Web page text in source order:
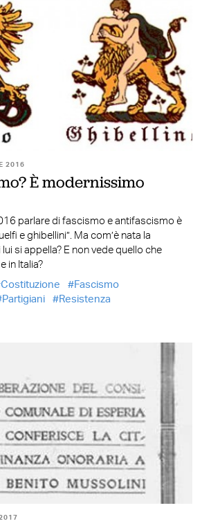
2016
È modernissimo
parlare di fascismo e antifascismo è
e ghibellini”. Ma com’è nata la
si appella? E non vede quello che
in Italia?
Costituzione
Fascismo
Partigiani Resistenza